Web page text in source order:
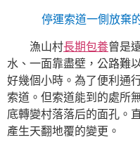
停運索道一側放棄
漁山村長期包養曾是
水、一面靠盡壁，公路難
好幾個小時。為了便利通
索道。但索道能到的處所
底轉變村落落后的面孔。
產生天翻地覆的變更。